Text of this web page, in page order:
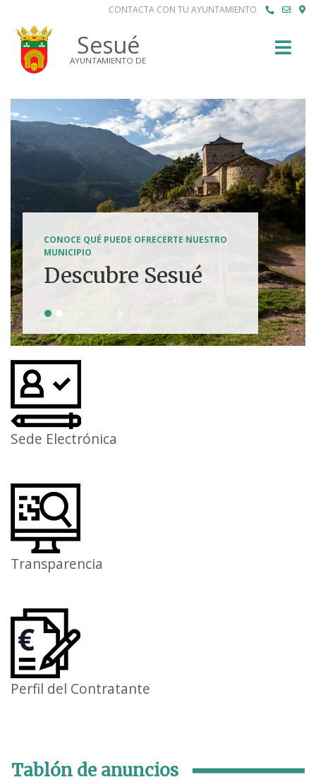
CONTACTA CON TU AYUNTAMIENTO
Sesué
AYUNTAMIENTO DE
CONOCE QUÉ PUEDE OFRECERTE NUESTRO
MUNICIPIO
Descubre Sesué
Tierra de
aventuras
Sede Electrónica
Transparencia
Perfil del Contratante
Tablón de anuncios